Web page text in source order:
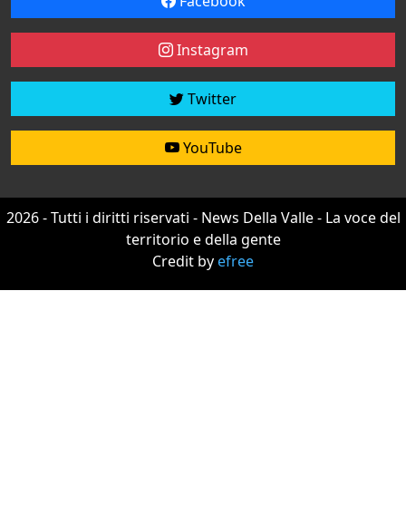
Instagram
Twitter
YouTube
2026 - Tutti i diritti riservati - News Della Valle - La voce del
territorio e della gente
Credit byefree